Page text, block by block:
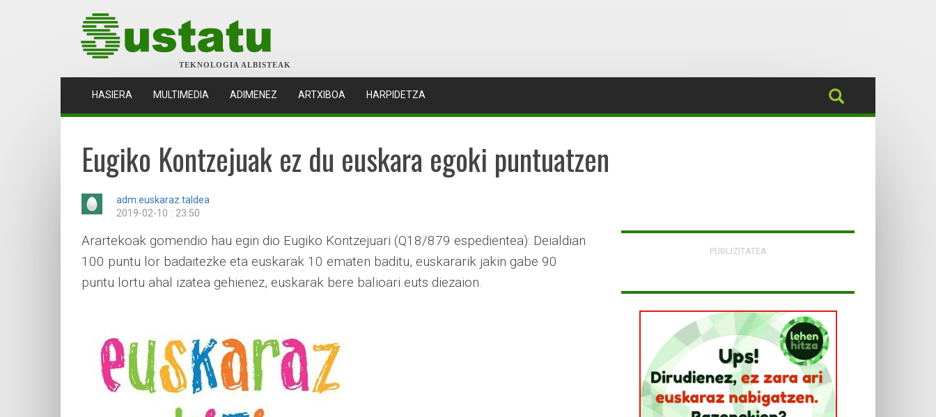
TEKNOLOGIA ALBISTEAK
HASIERA (CURRENT)
MULTIMEDIA ADIMENEZ ARTXIBOA HARPIDETZA
Eugiko Kontzejuak ez du euskara egoki puntuatzen
adm.euskaraz.taldea
2019-02-10 : 23:50
Arartekoak gomendio hau egin dio Eugiko Kontzejuari (Q18/879 espedientea): Deialdian
100 puntu lor badaitezke eta euskarak 10 ematen baditu, euskararik jakin gabe 90
puntu lortu ahal izatea gehienez, euskarak bere balioari euts diezaion.
PUBLIZITATEA